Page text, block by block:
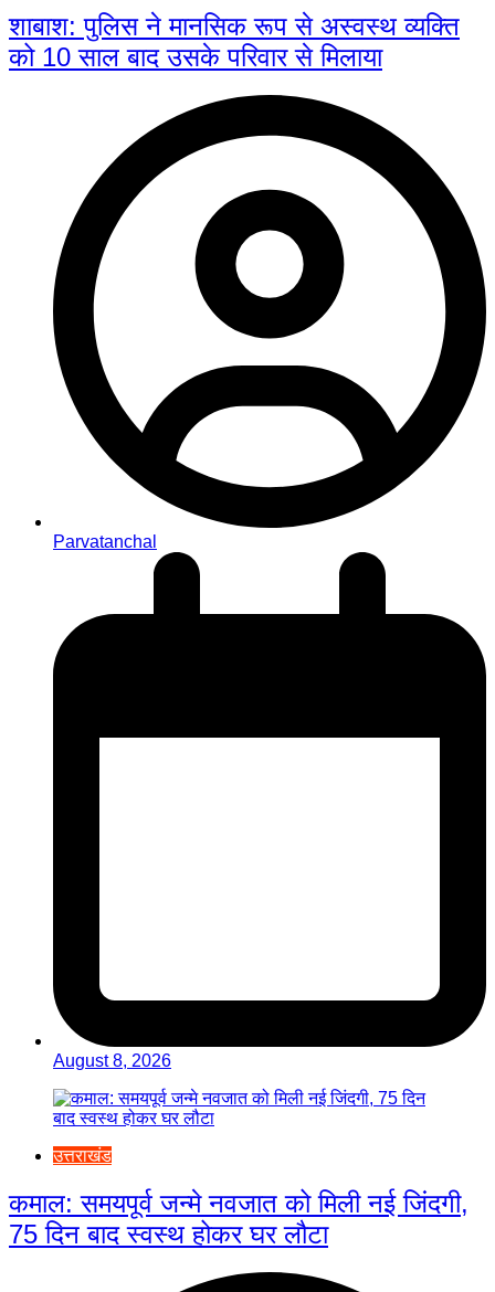
शाबाश: पुलिस ने मानसिक रूप से अस्वस्थ व्यक्ति
को 10 साल बाद उसके परिवार से मिलाया
Parvatanchal
August 8, 2026
उत्तराखंड
कमाल: समयपूर्व जन्मे नवजात को मिली नई जिंदगी,
75 दिन बाद स्वस्थ होकर घर लौटा